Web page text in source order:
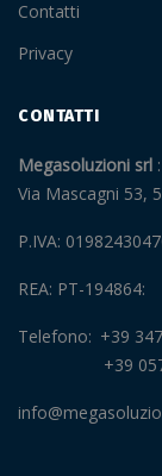
Contatti
Privacy
CONTATTI
Megasoluzioni srl
Via Mascagni 53,
P.IVA:
REA: PT-194864
Telefono
+39
+39 0572